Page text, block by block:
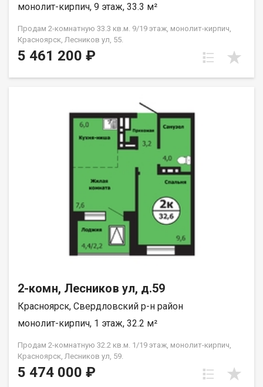
монолит-кирпич, 9 этаж, 33.3 м²
Продам 2-комнатную 33.3 кв.м. 9/19 этаж, монолит-кирпич,
Красноярск, Лесников ул, 55.
5 461 200 ₽
2-комн, Лесников ул, д.59
Красноярск, Свердловский р-н район
монолит-кирпич, 1 этаж, 32.2 м²
Продам 2-комнатную 32.2 кв.м. 1/19 этаж, монолит-кирпич,
Красноярск, Лесников ул, 59.
5 474 000 ₽